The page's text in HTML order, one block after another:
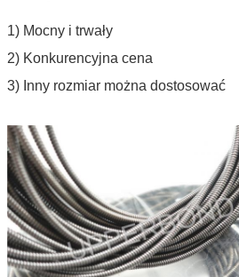
1) Mocny i trwały
2) Konkurencyjna cena
3) Inny rozmiar można dostosować